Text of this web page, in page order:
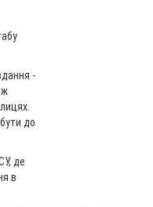
-
до
де
в